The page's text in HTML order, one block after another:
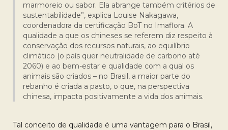
marmoreio ou sabor. Ela abrange também critérios de
sustentabilidade”, explica Louise Nakagawa,
coordenadora da certificação BoT no Imaflora. A
qualidade a que os chineses se referem diz respeito à
conservação dos recursos naturais, ao equilíbrio
climático (o país quer neutralidade de carbono até
2060) e ao bem-estar e qualidade com a qual os
animais são criados – no Brasil, a maior parte do
rebanho é criada a pasto, o que, na perspectiva
chinesa, impacta positivamente a vida dos animais.
Tal conceito de qualidade é uma vantagem para o Brasil,